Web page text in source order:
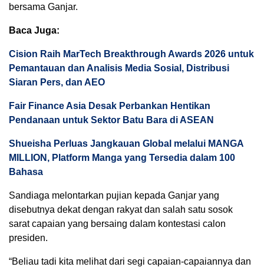
bersama Ganjar.
Baca Juga:
Cision Raih MarTech Breakthrough Awards 2026 untuk
Pemantauan dan Analisis Media Sosial, Distribusi
Siaran Pers, dan AEO
Fair Finance Asia Desak Perbankan Hentikan
Pendanaan untuk Sektor Batu Bara di ASEAN
Shueisha Perluas Jangkauan Global melalui MANGA
MILLION, Platform Manga yang Tersedia dalam 100
Bahasa
Sandiaga melontarkan pujian kepada Ganjar yang
disebutnya dekat dengan rakyat dan salah satu sosok
sarat capaian yang bersaing dalam kontestasi calon
presiden.
“Beliau tadi kita melihat dari segi capaian-capaiannya dan